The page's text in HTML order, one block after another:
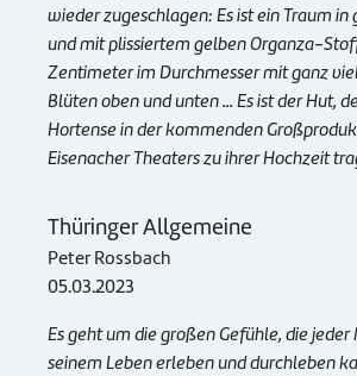
wieder zugeschlagen: Es ist ein Traum
und mit plissiertem gelben Organza-
Zentimeter im Durchmesser mit ganz
Blüten oben und unten ... Es ist der Hut,
Hortense in der kommenden
Eisenacher Theaters zu ihrer Hochzeit
Es geht um die großen Gefühle, die jeder
seinem Leben erleben und durchleben
Thüringer Allgemeine
Peter Rossbach
05.03.2023